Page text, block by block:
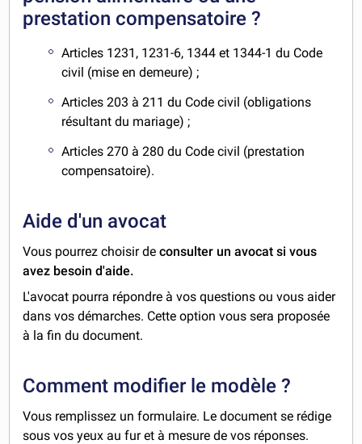
prestation compensatoire ?
Articles 1231, 1231-6, 1344 et 1344-1 du Code
civil (mise en demeure) ;
Articles 203 à 211 du Code civil (obligations
résultant du mariage) ;
Articles 270 à 280 du Code civil (prestation
compensatoire).
Aide d'un avocat
Vous pourrez choisir deconsulter un avocat si vous
avez besoin d'aide.
L'avocat pourra répondre à vos questions ou vous aider
dans vos démarches. Cette option vous sera proposée
à la fin du document.
Comment modifier le modèle ?
Vous remplissez un formulaire. Le document se rédige
sous vos yeux au fur et à mesure de vos réponses.